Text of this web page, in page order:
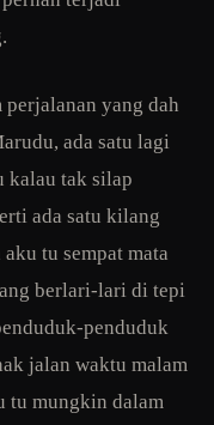
yang dah
ada satu lagi
kalau tak silap
ada satu kilang
tu sempat mata
berlari-lari di tepi
penduduk
jalan waktu malam
tu mungkin dalam